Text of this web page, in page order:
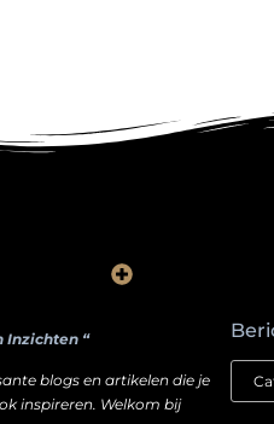
Inzichten “
blogs en artikelen die je
inspireren. Welkom bij